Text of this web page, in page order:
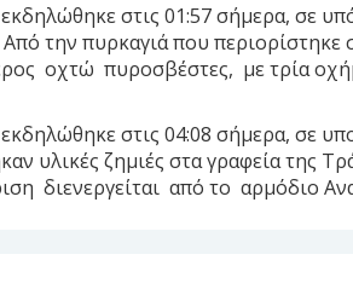
στις 01:57 σήμερα, σε
Από την πυρκαγιά που
οχτώ πυροσβέστες, με τρία
στις 04:08 σήμερα, σε
υλικές ζημιές στα γραφεία της
διενεργείται από το αρμόδιο